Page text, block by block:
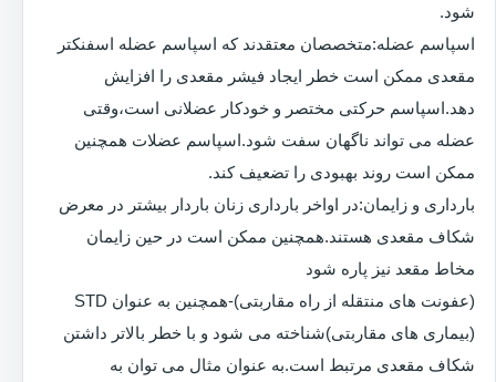
شود.
اسپاسم عضله:متخصصان معتقدند که اسپاسم عضله اسفنکتر
مقعدی ممکن است خطر ایجاد فیشر مقعدی را افزایش
دهد.اسپاسم حرکتی مختصر و خودکار عضلانی است،وقتی
عضله می تواند ناگهان سفت شود.اسپاسم عضلات همچنین
ممکن است روند بهبودی را تضعیف کند.
بارداری و زایمان:در اواخر بارداری زنان باردار بیشتر در معرض
شکاف مقعدی هستند.همچنین ممکن است در حین زایمان
مخاط مقعد نیز پاره شود
(عفونت های منتقله از راه مقاربتی)-همچنین به عنوان STD
(بیماری های مقاربتی)شناخته می شود و با خطر بالاتر داشتن
شکاف مقعدی مرتبط است.به عنوان مثال می توان به